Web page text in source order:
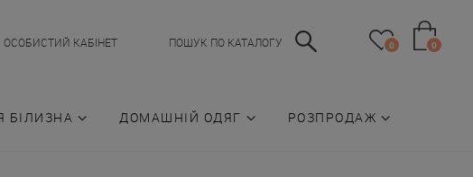
ПОШУК ПО КАТАЛОГУ
ОСОБИСТИЙ КАБІНЕТ 0 0
БІЛИЗНА ДОМАШНІЙ ОДЯГ РОЗПРОДАЖ